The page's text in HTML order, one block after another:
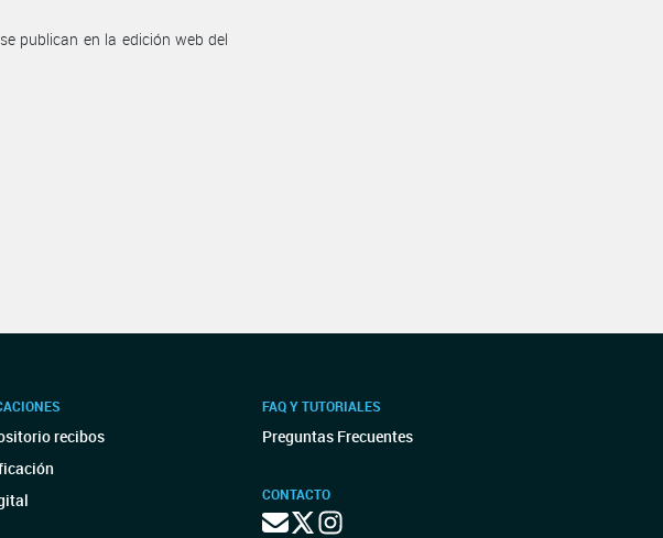
publican en la edición web del
recibos
FAQ Y TUTORIALES
Preguntas Frecuentes
CONTACTO